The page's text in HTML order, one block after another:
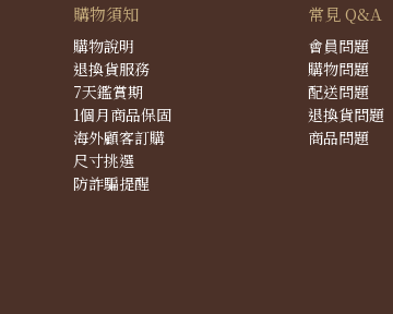
購物須知
購物說明
退換貨服務
7天鑑賞期
1個月商品保固
海外顧客訂購
尺寸挑選
防詐騙提醒
常見 Q&A
會員問題
購物問題
配送問題
退換貨問題
商品問題